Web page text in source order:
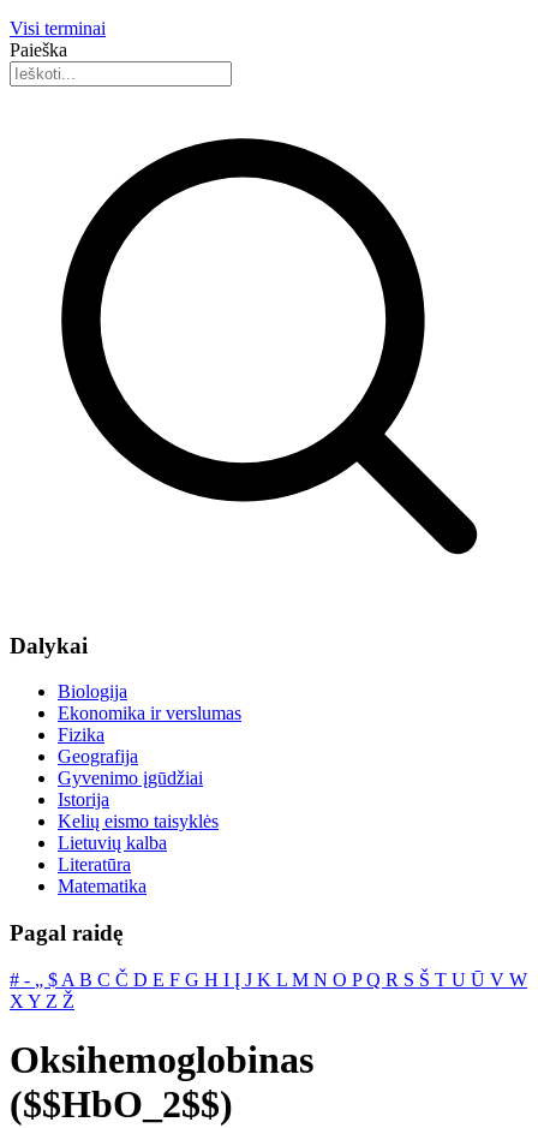
Visi terminai
Paieška
Dalykai
Biologija
Ekonomika ir verslumas
Fizika
Geografija
Gyvenimo įgūdžiai
Istorija
Kelių eismo taisyklės
Lietuvių kalba
Literatūra
Matematika
Pagal raidę
# ‐ „ $ A B C Č D E F G H I Į J K L M N O PQ R S Š T U Ū V W
X Y Z Ž
Oksihemoglobinas
($$HbO_2$$)